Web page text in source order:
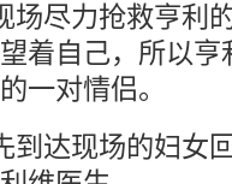
场尽力抢救亨利
着自己，所以
的一对情侣。
到达现场的妇女